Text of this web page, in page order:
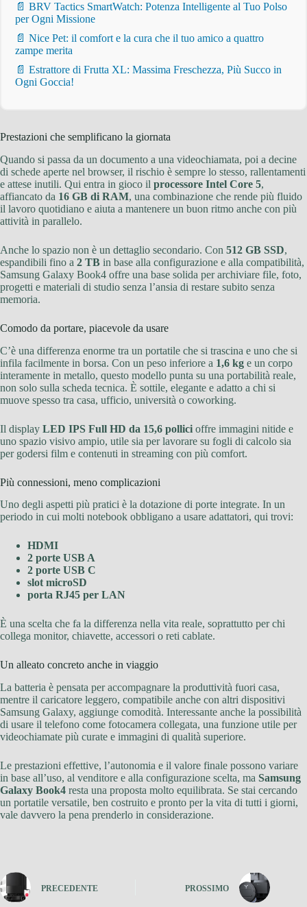
📄 BRV Tactics SmartWatch: Potenza Intelligente al Tuo Polso
per Ogni Missione
📄 Nice Pet: il comfort e la cura che il tuo amico a quattro
zampe merita
📄 Estrattore di Frutta XL: Massima Freschezza, Più Succo in
Ogni Goccia!
Prestazioni che semplificano la giornata
Quando si passa da un documento a una videochiamata, poi a decine
di schede aperte nel browser, il rischio è sempre lo stesso, rallentamenti
e attese inutili. Qui entra in gioco il processore Intel Core 5,
affiancato da 16 GB di RAM, una combinazione che rende più fluido
il lavoro quotidiano e aiuta a mantenere un buon ritmo anche con più
attività in parallelo.
Anche lo spazio non è un dettaglio secondario. Con 512 GB SSD,
espandibili fino a 2 TB in base alla configurazione e alla compatibilità,
Samsung Galaxy Book4 offre una base solida per archiviare file, foto,
progetti e materiali di studio senza l’ansia di restare subito senza
memoria.
Comodo da portare, piacevole da usare
C’è una differenza enorme tra un portatile che si trascina e uno che si
infila facilmente in borsa. Con un peso inferiore a 1,6 kg e un corpo
interamente in metallo, questo modello punta su una portabilità reale,
non solo sulla scheda tecnica. È sottile, elegante e adatto a chi si
muove spesso tra casa, ufficio, università o coworking.
Il display LED IPS Full HD da 15,6 pollici offre immagini nitide e
uno spazio visivo ampio, utile sia per lavorare su fogli di calcolo sia
per godersi film e contenuti in streaming con più comfort.
Più connessioni, meno complicazioni
Uno degli aspetti più pratici è la dotazione di porte integrate. In un
periodo in cui molti notebook obbligano a usare adattatori, qui trovi:
HDMI
2 porte USB A
2 porte USB C
slot microSD
porta RJ45 per LAN
È una scelta che fa la differenza nella vita reale, soprattutto per chi
collega monitor, chiavette, accessori o reti cablate.
Un alleato concreto anche in viaggio
La batteria è pensata per accompagnare la produttività fuori casa,
mentre il caricatore leggero, compatibile anche con altri dispositivi
Samsung Galaxy, aggiunge comodità. Interessante anche la possibilità
di usare il telefono come fotocamera collegata, una funzione utile per
videochiamate più curate e immagini di qualità superiore.
Le prestazioni effettive, l’autonomia e il valore finale possono variare
in base all’uso, al venditore e alla configurazione scelta, ma Samsung
Galaxy Book4 resta una proposta molto equilibrata. Se stai cercando
un portatile versatile, ben costruito e pronto per la vita di tutti i giorni,
vale davvero la pena prenderlo in considerazione.
PRECEDENTE PROSSIMO